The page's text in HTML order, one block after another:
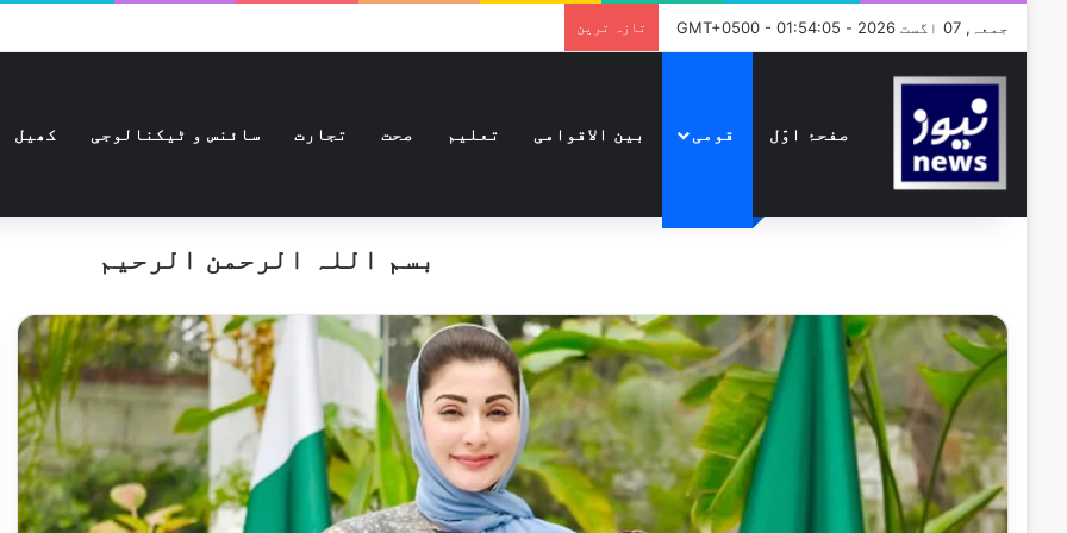
جمعہ, 07 اگست 2026 - GMT+0500 - 01:54:05 تازہ ترین
صفحۂ اوّل قومی بین الاقوامی تعلیم صحت تجارت سائنس و ٹیکنالوجی کھیل
بسم اللہ الرحمن الرحیم